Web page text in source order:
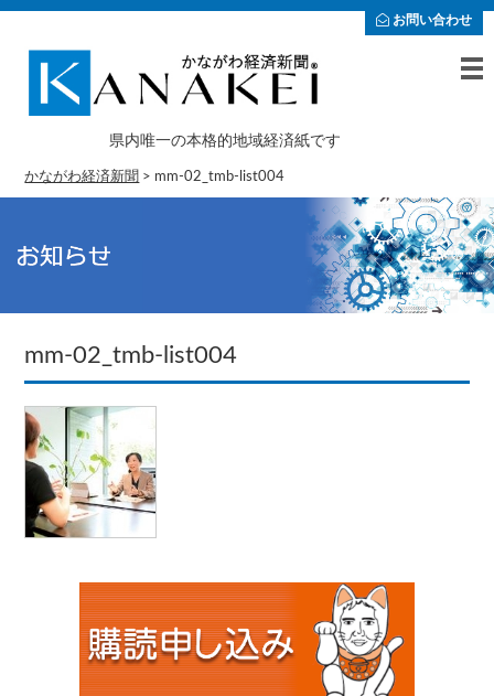
お問い合わせ
県内唯一の本格的地域経済紙です
かながわ経済新聞 > mm-02_tmb-list004
mm-02_tmb-list004